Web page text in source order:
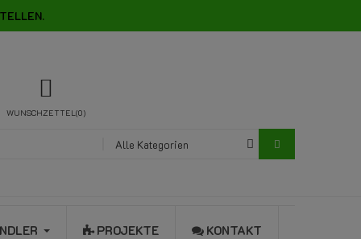
WUNSCHZETTEL 0
Alle Kategorien
PROJEKTE KONTAKT